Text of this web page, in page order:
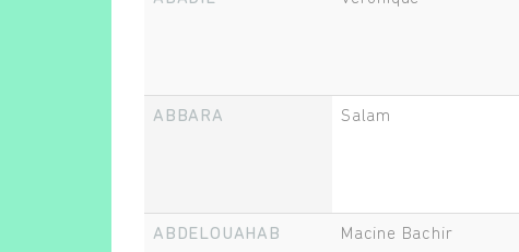
ABBARA Salam
ABDELOUAHAB Macine Bachir